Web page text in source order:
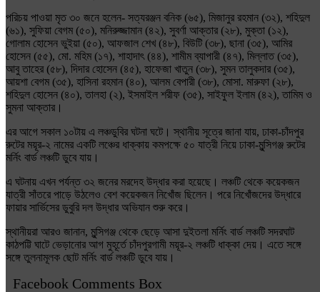
পরিচয় পাওয়া মৃত ৩০ জনে হলেন- সত্যরঞ্জন বনিক (৬৫), মিজানুর রহমান (৩২), শহিদুল
(৬১), সুফিয়া বেগম (৫০), মনিরুজ্জামান (৪২), সুবর্ণা আক্তার (২৮), মুক্তা (১২),
গোলাম হোসেন ভুইয়া (৫০), আফজাল শেখ (৪৮), বিউটি (৩৮), ছানা (৩৫), আমির
হোসেন (৫৫), মো. মহিম (১৭), শাহাদাৎ (৪৪), শামীম ব্যাপারী (৪৭), মিল্লাত (৩৫),
আবু তাহের (৫৮), দিদার হোসেন (৪৫), হাফেজা খাতুন (৩৮), সুমন তালুকদার (৩৫),
আয়শা বেগম (৩৫), হাসিনা রহমান (৪০), আলম বেপারী (৩৮), মোসা. মারুফা (২৮),
শহিদুল হোসেন (৪০), তালহা (২), ইসমাইল শরীফ (৩৫), সাইফুল ইলাম (৪২), তামিম ও
সুমনা আক্তার।
এর আগে সকাল ১০টায় এ লঞ্চডুবির ঘটনা ঘটে। স্থানীয় সূত্রে জানা যায়, ঢাকা-চাঁদপুর
রুটের ময়ূর-২ নামের একটি লঞ্চের ধাক্কায় কমপক্ষে ৫০ যাত্রী নিয়ে ঢাকা-মুন্সিগঞ্জ রুটের
মর্নিং বার্ড লঞ্চটি ডুবে যায়।
এ ঘটনায় এখন পর্যন্ত ৩২ জনের মরদেহ উদ্ধার করা হয়েছে। লঞ্চটি থেকে কয়েকজন
যাত্রী সাঁতরে পাড়ে উঠলেও বেশ কয়েকজন নিখোঁজ ছিলেন। পরে নিখোঁজদের উদ্ধারে
ফায়ার সার্ভিসের ডুবুরি দল উদ্ধার অভিযান শুরু করে।
স্থানীয়রা আরও জানান, মুন্সিগঞ্জ থেকে ছেড়ে আসা দুইতলা মর্নিং বার্ড লঞ্চটি সদরঘাট
কাঠপট্টি ঘাটে ভেড়ানোর আগ মুহূর্তে চাঁদপুরগামী ময়ূর-২ লঞ্চটি ধাক্কা দেয়। এতে সঙ্গে
সঙ্গে তুলনামূলক ছোট মর্নিং বার্ড লঞ্চটি ডুবে যায়।
Facebook Comments Box